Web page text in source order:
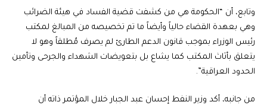
وتابع، أن “الحكومة هي من كشفت قضية الفساد في هيئة الضرائب
وهي بعهدة القضاء حالياً وأيضاً ما تم تخصيصه من المبالغ لمكتب
رئيس الوزراء بموجب قانون الدعم الطارئ لم يصرف مُطلقاً وهو لا
يتعلق بأثاث المكتب كما يشاع بل بتعويضات الشهداء والجرحى وتأمين
الحدود العراقية”.
من جانبه، أكد وزير النفط إحسان عبد الجبار خلال المؤتمر ذاته أن